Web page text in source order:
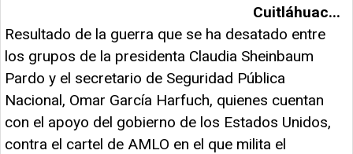
Cuitláhuac...
Resultado de la guerra que se ha desatado entre
los grupos de la presidenta Claudia Sheinbaum
Pardo y el secretario de Seguridad Pública
Nacional, Omar García Harfuch, quienes cuentan
con el apoyo del gobierno de los Estados Unidos,
contra el cartel de AMLO en el que milita el